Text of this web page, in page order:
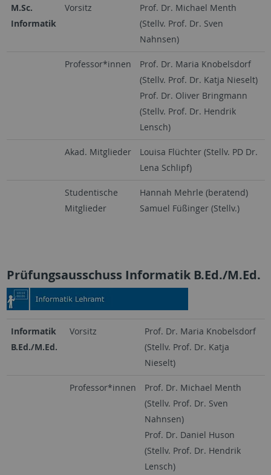
M.Sc.
Informatik
Vorsitz
Prof. Dr. Michael Menth
(Stellv. Prof. Dr. Sven
Nahnsen)
Professor*innen
Prof. Dr. Maria Knobelsdorf
(Stellv. Prof. Dr. Katja Nieselt)
Prof. Dr. Oliver Bringmann
(Stellv. Prof. Dr. Hendrik
Lensch)
Akad. Mitglieder
Louisa Flüchter (Stellv. PD Dr.
Lena Schlipf)
Studentische
Mitglieder
Hannah Mehrle (beratend)
Samuel Füßinger (Stellv.)
Prüfungsausschuss Informatik B.Ed./M.Ed.
Informatik
B.Ed./M.Ed.
Vorsitz
Prof. Dr. Maria Knobelsdorf
(Stellv. Prof. Dr. Katja
Nieselt)
Professor*innen
Prof. Dr. Michael Menth
(Stellv. Prof. Dr. Sven
Nahnsen)
Prof. Dr. Daniel Huson
(Stellv. Prof. Dr. Hendrik
Lensch)